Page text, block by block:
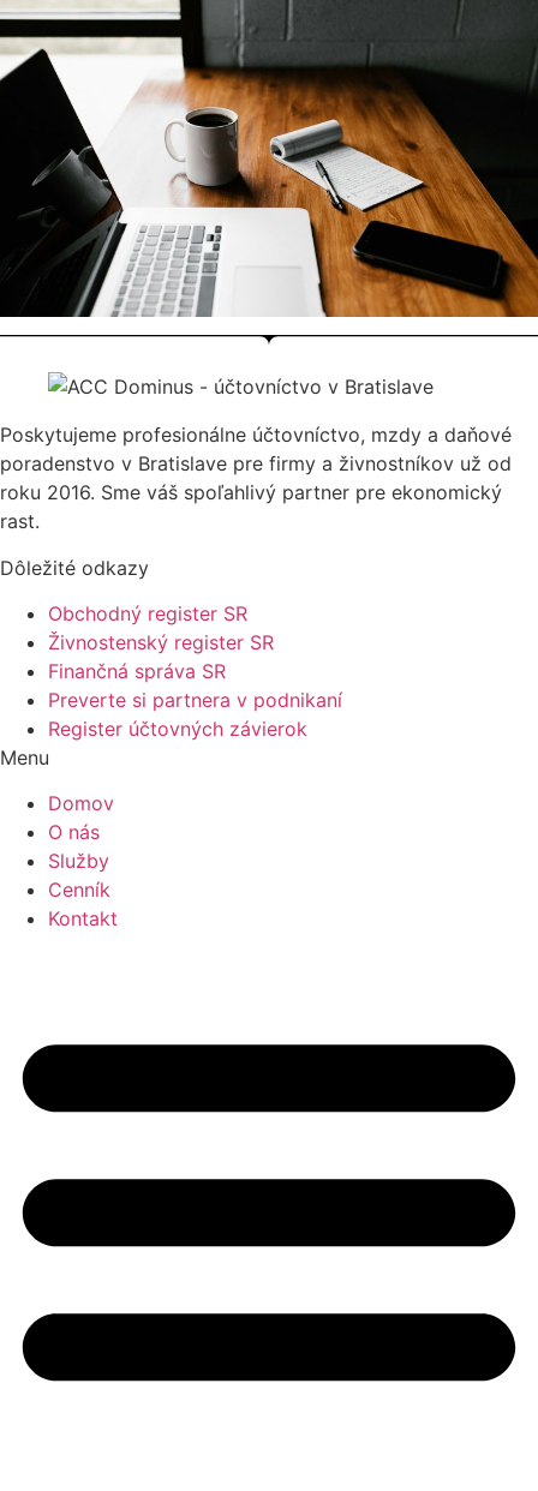
Poskytujeme profesionálne účtovníctvo, mzdy a daňové
poradenstvo v Bratislave pre firmy a živnostníkov už od
roku 2016. Sme váš spoľahlivý partner pre ekonomický
rast.
Dôležité odkazy
Obchodný register SR
Živnostenský register SR
Finančná správa SR
Preverte si partnera v podnikaní
Register účtovných závierok
Menu
Domov
O nás
Služby
Cenník
Kontakt